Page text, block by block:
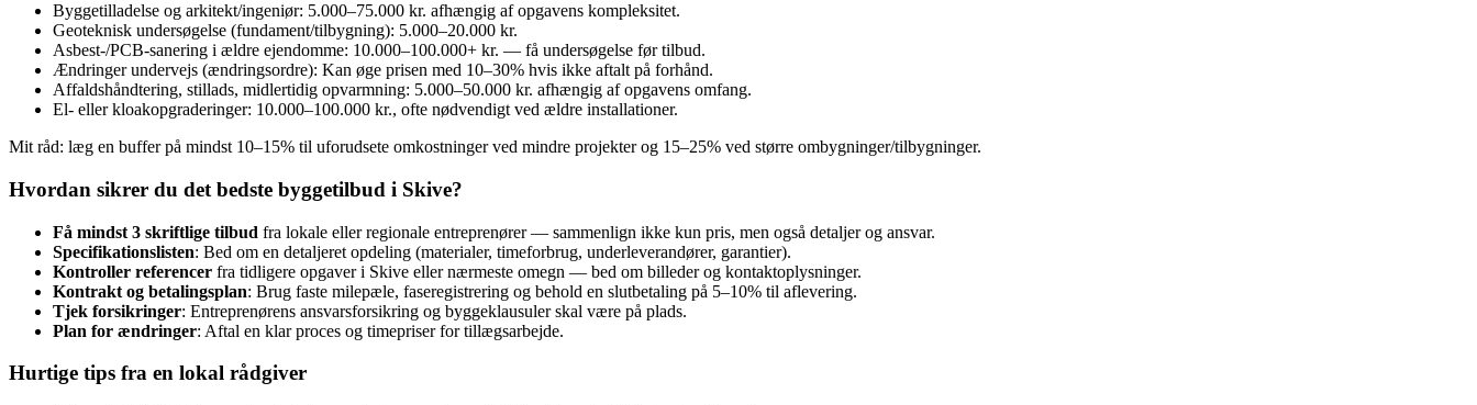
Byggetilladelse og arkitekt/ingeniør: 5.000–75.000 kr. afhængig af opgavens kompleksitet.
Geoteknisk undersøgelse (fundament/tilbygning): 5.000–20.000 kr.
Asbest-/PCB-sanering i ældre ejendomme: 10.000–100.000+ kr. — få undersøgelse før tilbud.
Ændringer undervejs (ændringsordre): Kan øge prisen med 10–30% hvis ikke aftalt på forhånd.
Affaldshåndtering, stillads, midlertidig opvarmning: 5.000–50.000 kr. afhængig af opgavens omfang.
El- eller kloakopgraderinger: 10.000–100.000 kr., ofte nødvendigt ved ældre installationer.
Mit råd: læg en buffer på mindst 10–15% til uforudsete omkostninger ved mindre projekter og 15–25% ved større ombygninger/tilbygninger.
Hvordan sikrer du det bedste byggetilbud i Skive?
Få mindst 3 skriftlige tilbud fra lokale eller regionale entreprenører — sammenlign ikke kun pris, men også detaljer og ansvar.
Specifikationslisten: Bed om en detaljeret opdeling (materialer, timeforbrug, underleverandører, garantier).
Kontroller referencer fra tidligere opgaver i Skive eller nærmeste omegn — bed om billeder og kontaktoplysninger.
Kontrakt og betalingsplan: Brug faste milepæle, faseregistrering og behold en slutbetaling på 5–10% til aflevering.
Tjek forsikringer: Entreprenørens ansvarsforsikring og byggeklausuler skal være på plads.
Plan for ændringer: Aftal en klar proces og timepriser for tillægsarbejde.
Hurtige tips fra en lokal rådgiver